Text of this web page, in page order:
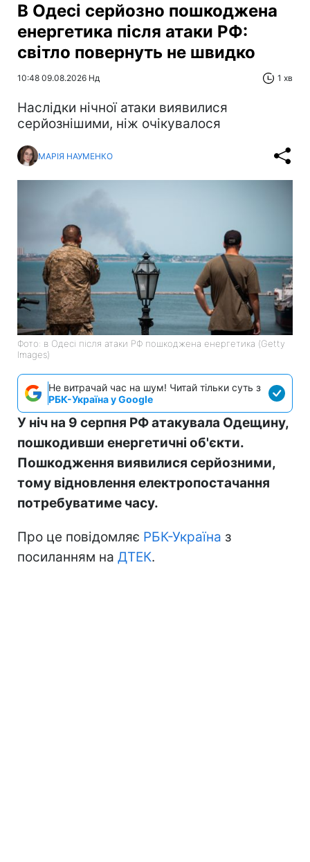
В Одесі серйозно пошкоджена
енергетика після атаки РФ:
світло повернуть не швидко
10:48 09.08.2026 Нд 1 хв
Наслідки нічної атаки виявилися
серйознішими, ніж очікувалося
МАРІЯ НАУМЕНКО
Фото: в Одесі після атаки РФ пошкоджена енергетика (Getty
Images)
Не витрачай час на шум! Читай тільки суть з
РБК-Україна у Google
У ніч на 9 серпня РФ атакувала Одещину,
пошкодивши енергетичні об'єкти.
Пошкодження виявилися серйозними,
тому відновлення електропостачання
потребуватиме часу.
Про це повідомляє РБК-Україна з
посиланням на ДТЕК.